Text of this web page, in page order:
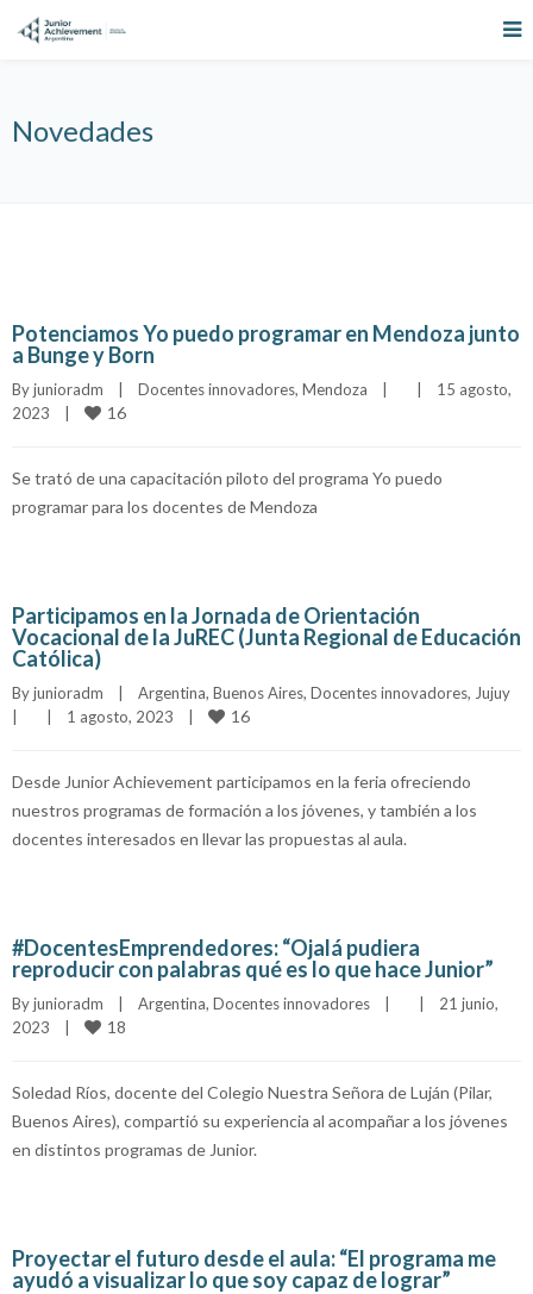
Novedades
Potenciamos Yo puedo programar en Mendoza junto
a Bunge y Born
By junioradm Docentes innovadores, Mendoza
15 agosto,
2023
16
Se trató de una capacitación piloto del programa Yo puedo
programar para los docentes de Mendoza
Participamos en la Jornada de Orientación
Vocacional de la JuREC (Junta Regional de Educación
Católica)
By junioradm Argentina, Buenos Aires, Docentes innovadores, Jujuy
1 agosto, 2023 16
Desde Junior Achievement participamos en la feria ofreciendo
nuestros programas de formación a los jóvenes, y también a los
docentes interesados en llevar las propuestas al aula.
#DocentesEmprendedores: “Ojalá pudiera
reproducir con palabras qué es lo que hace Junior”
By junioradm Argentina, Docentes innovadores
21 junio,
2023
18
Soledad Ríos, docente del Colegio Nuestra Señora de Luján (Pilar,
Buenos Aires), compartió su experiencia al acompañar a los jóvenes
en distintos programas de Junior.
Proyectar el futuro desde el aula: “El programa me
ayudó a visualizar lo que soy capaz de lograr”